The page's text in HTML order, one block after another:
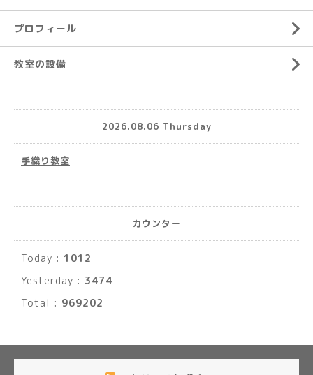
プロフィール
教室の設備
2026.08.06 Thursday
手織り教室
カウンター
Today : 1012
Yesterday : 3474
Total : 969202